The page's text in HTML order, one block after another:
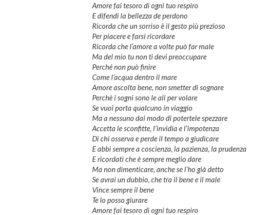
Amore fai tesoro di ogni tuo respiro
E difendi la bellezza de perdono
Ricorda che un sorriso è il gesto più prezioso
Per piacere e farsi ricordare
Ricorda che l’amore a volte può far male
Ma del mio tu non ti devi preoccupare
Perché non può finire
Come l’acqua dentro il mare
Amore ascolta bene, non smetter di sognare
Perchè i sogni sono le ali per volare
Se vuoi porta qualcuno in viaggio
Ma a nessuno dai modo di potertele spezzare
Accetta le sconfitte, l’invidia e l’impotenza
Di chi osserva e perde il tempo a giudicare
E abbi sempre a coscienza, la pazienza, la prudenza
E ricordati che è sempre meglio dare
Ma non dimenticare, anche se l’ho già detto
Se avrai un dubbio, che tra il bene e il male
Vince sempre il bene
Te lo posso giurare
Amore fai tesoro di ogni tuo respiro